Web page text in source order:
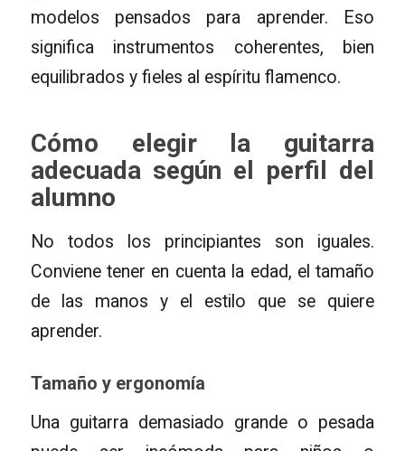
modelos pensados para aprender. Eso
significa instrumentos coherentes, bien
equilibrados y fieles al espíritu flamenco.
Cómo elegir la guitarra
adecuada según el perfil del
alumno
No todos los principiantes son iguales.
Conviene tener en cuenta la edad, el tamaño
de las manos y el estilo que se quiere
aprender.
Tamaño y ergonomía
Una guitarra demasiado grande o pesada